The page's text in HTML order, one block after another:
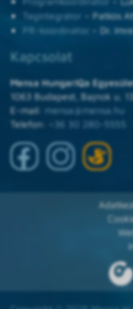
Tagintegrátor
– Patkós
PR-koordinátor – Dr.
Kapcsolat
Mensa HungarIQa
1063 Budapest, Bajnok u.
E-mail: mensa@mensa.hu
Telefon:
+36 30 280-5555